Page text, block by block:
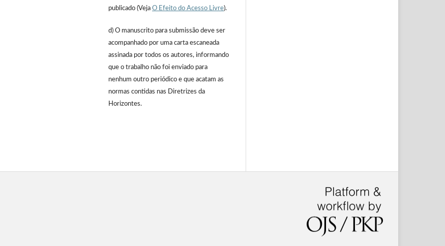
publicado (Veja O Efeito do Acesso Livre).
d) O manuscrito para submissão deve ser
acompanhado por uma carta escaneada
assinada por todos os autores, informando
que o trabalho não foi enviado para
nenhum outro periódico e que acatam as
normas contidas nas Diretrizes da
Horizontes.